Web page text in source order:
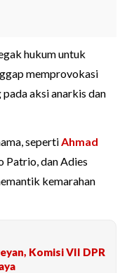
hukum untuk
memprovokasi
aksi anarkis dan
seperti Ahmad
Patrio, dan Adies
kemarahan
Komisi VII DPR